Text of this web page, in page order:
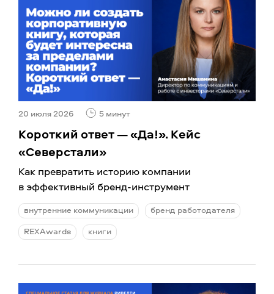
20 июля 2026 5 минут
Короткий ответ — «Да!». Кейс
«Северстали»
Как превратить историю компании
в эффективный бренд-инструмент
внутренние коммуникации
бренд работодателя
REXAwards
книги